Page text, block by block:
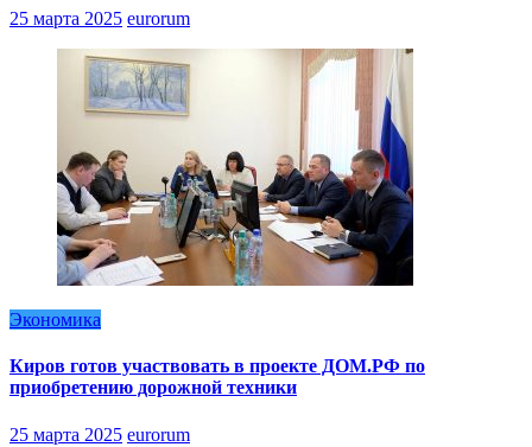
25 марта 2025 eurorum
Экономика
Киров готов участвовать в проекте ДОМ.РФ по
приобретению дорожной техники
25 марта 2025 eurorum